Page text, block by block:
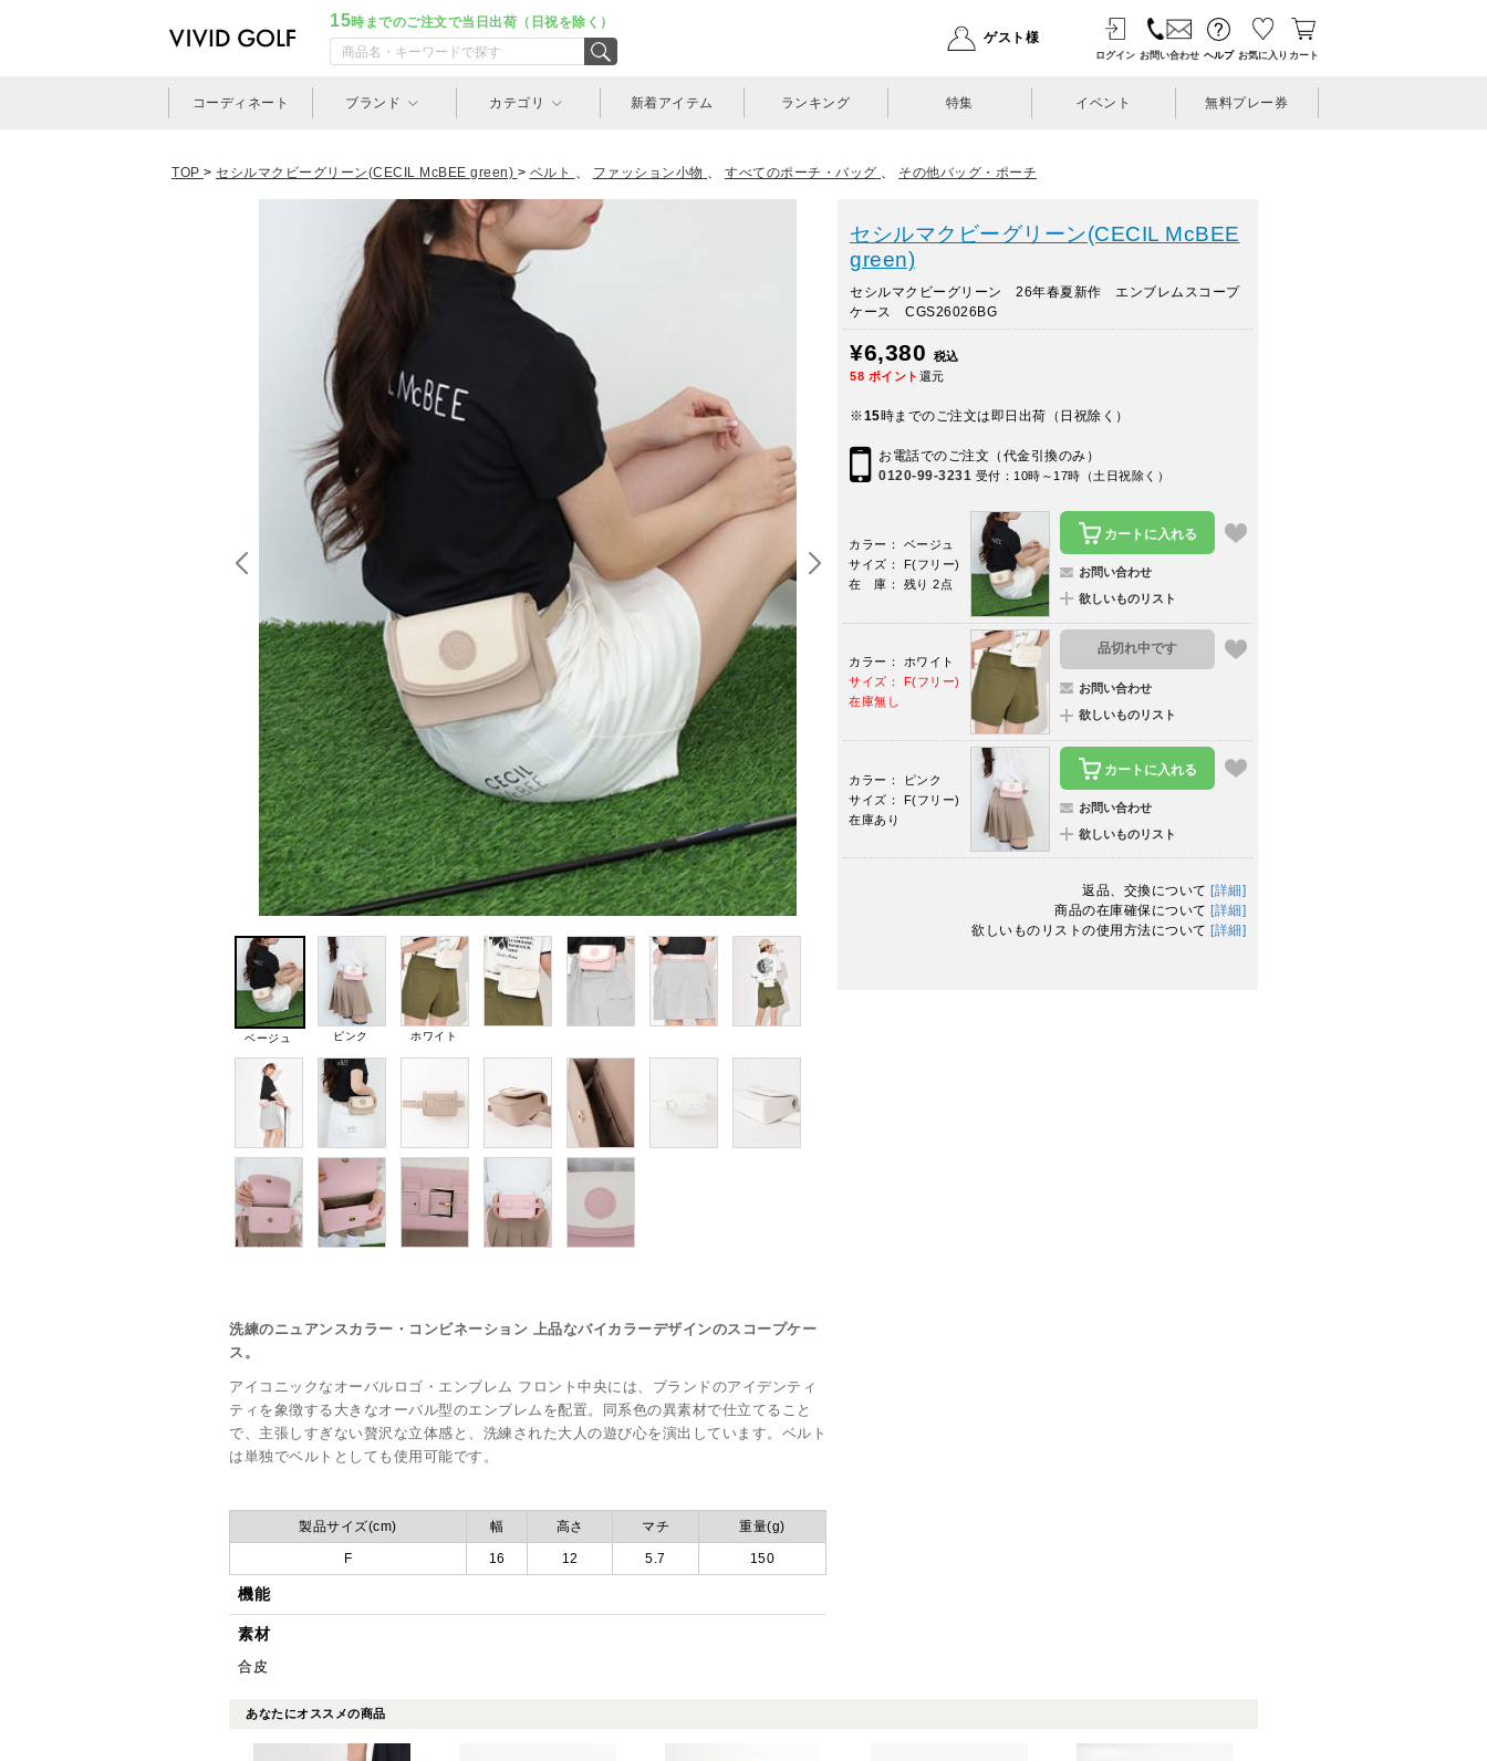
15時までのご注文で当日出荷（日祝を除く）
ゲスト様
ログイン お問い合わせ ヘルプ お気に入り カート
コーディネート ブランド カテゴリ 新着アイテム ランキング 特集 イベント 無料プレー券
TOP > セシルマクビーグリーン(CECIL McBEE green) > ベルト 、 ファッション小物 、 すべてのポーチ・バッグ 、 その他バッグ・ポーチ
ベージュ ピンク ホワイト
洗練のニュアンスカラー・コンビネーション 上品なバイカラーデザインのスコープケー
ス。
アイコニックなオーバルロゴ・エンブレム フロント中央には、ブランドのアイデンティ
ティを象徴する大きなオーバル型のエンブレムを配置。同系色の異素材で仕立てること
で、主張しすぎない贅沢な立体感と、洗練された大人の遊び心を演出しています。ベルト
は単独でベルトとしても使用可能です。
製品サイズ(cm) 幅 高さ マチ 重量(g)
F 16 12 5.7 150
機能
素材
合皮
セシルマクビーグリーン(CECIL McBEE
green)
セシルマクビーグリーン 26年春夏新作 エンブレムスコープ
ケース CGS26026BG
¥6,380
税込
58 ポイント 還元
※15時までのご注文は即日出荷（日祝除く）
お電話でのご注文（代金引換のみ）
0120-99-3231 受付：10時～17時（土日祝除く）
カラー： ベージュ
サイズ： F(フリー)
在 庫： 残り 2点
カートに入れる
お問い合わせ
欲しいものリスト
カラー： ホワイト
サイズ： F(フリー)
在庫無し
品切れ中です
お問い合わせ
欲しいものリスト
カラー： ピンク
サイズ： F(フリー)
在庫あり
カートに入れる
お問い合わせ
欲しいものリスト
返品、交換について [詳細]
商品の在庫確保について [詳細]
欲しいものリストの使用方法について [詳細]
あなたにオススメの商品